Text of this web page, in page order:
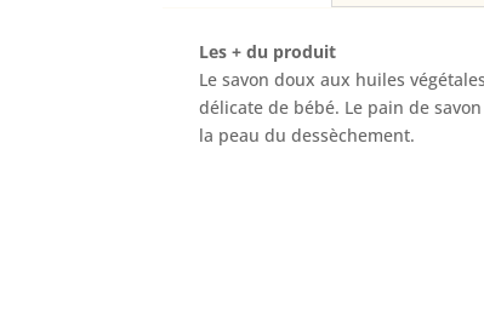
Les + du produit
Le savon doux aux huiles
délicate de bébé. Le pain de
la peau du dessèchement.